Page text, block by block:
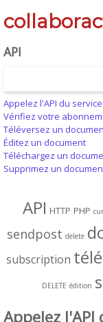
API
Appelez l'API du service
Vérifiez votre
Téléversez un
Éditez un document
Téléchargez un
Supprimez un
API HTTP PHP
sendpost delete
subscription
DELETE édition
Appelez l'API